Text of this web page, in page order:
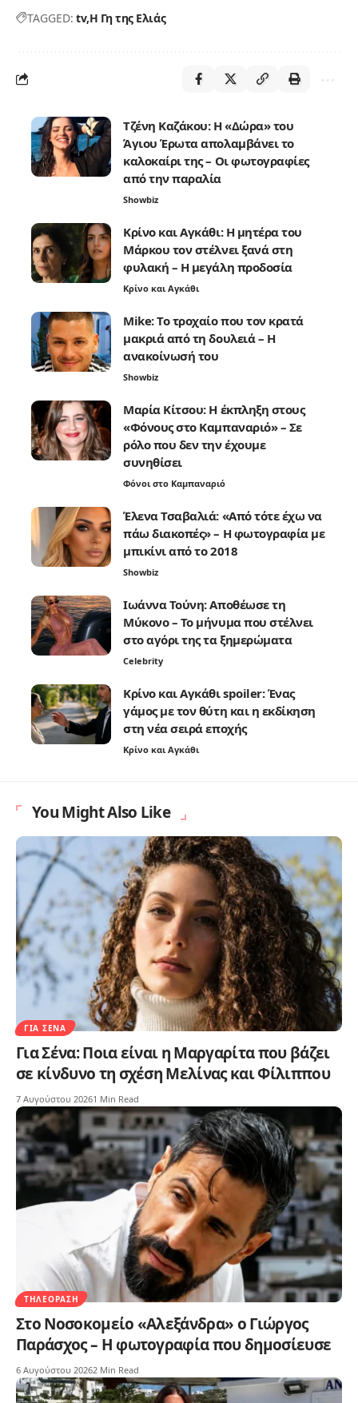
TAGGED: tv Η Γη της Ελιάς
Τζένη Καζάκου: Η «Δώρα» του
Άγιου Έρωτα απολαμβάνει το
καλοκαίρι της – Οι φωτογραφίες
από την παραλία
Showbiz
Κρίνο και Αγκάθι: Η μητέρα του
Μάρκου τον στέλνει ξανά στη
φυλακή – Η μεγάλη προδοσία
Κρίνο και Αγκάθι
Mike: Το τροχαίο που τον κρατά
μακριά από τη δουλειά – Η
ανακοίνωσή του
Showbiz
Μαρία Κίτσου: Η έκπληξη στους
«Φόνους στο Καμπαναριό» – Σε
ρόλο που δεν την έχουμε
συνηθίσει
Φόνοι στο Καμπαναριό
Έλενα Τσαβαλιά: «Από τότε έχω να
πάω διακοπές» – Η φωτογραφία με
μπικίνι από το 2018
Showbiz
Ιωάννα Τούνη: Αποθέωσε τη
Μύκονο – Το μήνυμα που στέλνει
στο αγόρι της τα ξημερώματα
Celebrity
Κρίνο και Αγκάθι spoiler: Ένας
γάμος με τον θύτη και η εκδίκηση
στη νέα σειρά εποχής
Κρίνο και Αγκάθι
You Might Also Like
ΓΙΑ ΣΈΝΑ
Για Σένα: Ποια είναι η Μαργαρίτα που βάζει
σε κίνδυνο τη σχέση Μελίνας και Φίλιππου
7 Αυγούστου 20261 Min Read
ΤΗΛΕΌΡΑΣΗ
Στο Νοσοκομείο «Αλεξάνδρα» ο Γιώργος
Παράσχος – Η φωτογραφία που δημοσίευσε
6 Αυγούστου 20262 Min Read